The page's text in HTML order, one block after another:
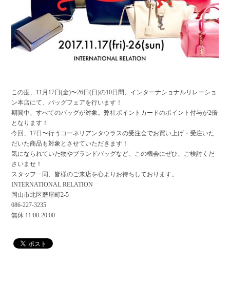
この度、11月17日(金)〜26日(日)の10日間、インターナショナルリレーショ
ン本店にて、バッグフェアを行います！
期間中、すべてのバッグが対象。弊社ポイントカードのポイント付与が2倍
となります！
今回、17日〜行うコーネリアンタウラスの受注会でお買い上げ・受注いた
だいた商品も対象とさせていただきます！
気になられていた物やブランドバッグなど、この機会にぜひ、ご検討くだ
さいませ！
スタッフ一同、皆様のご来店を心よりお待ちしております。
INTERNATIONAL RELATION
岡山市北区磨屋町2-5
086-227-3235
無休 11:00-20:00